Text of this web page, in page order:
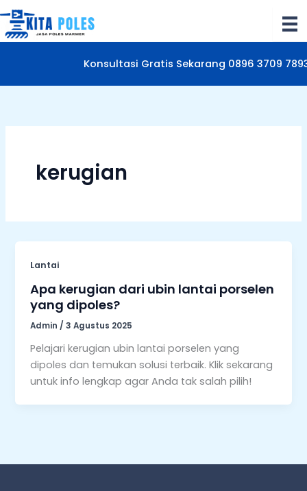
Lewati
ke
konten
Konsultasi Gratis Sekarang 0896 3709
kerugian
Lantai
Apa kerugian dari ubin lantai porselen
yang dipoles?
Admin /3 Agustus 2025
Pelajari kerugian ubin lantai porselen yang
dipoles dan temukan solusi terbaik. Klik sekarang
untuk info lengkap agar Anda tak salah pilih!